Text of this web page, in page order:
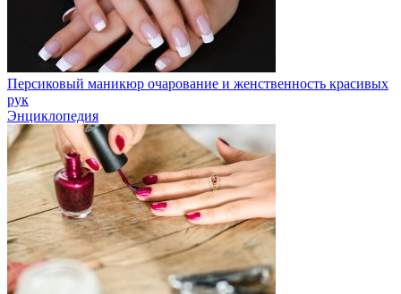
Персиковый маникюр очарование и женственность красивых
рук
Энциклопедия